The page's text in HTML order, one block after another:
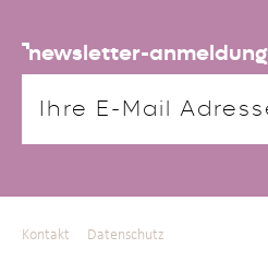
newsletter-anmeldung
Kontakt Datenschutz